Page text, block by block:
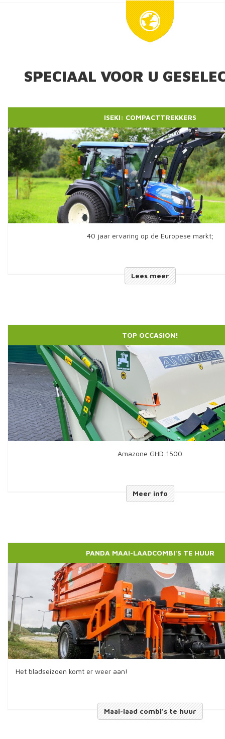
SPECIAAL VOOR U
ISEKI: COMPACTTREKKERS
40 jaar ervaring op de Europese markt;
Lees meer
TOP OCCASION!
Amazone GHD 1500
Meer info
PANDA MAAI-LAADCOMBI'S TE HUUR
Het bladseizoen komt er weer aan!
Maai-laad combi's te huur